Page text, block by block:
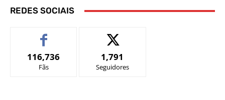
REDES SOCIAIS
116,736
Fãs
1,791
Seguidores